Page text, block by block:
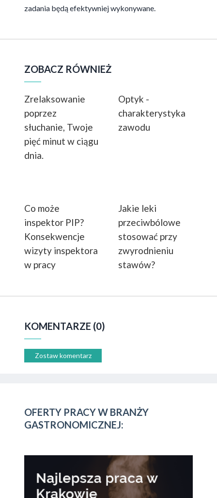
zadania będą efektywniej wykonywane.
ZOBACZ RÓWNIEŻ
Zrelaksowanie
poprzez
słuchanie, Twoje
pięć minut w ciągu
dnia.
Optyk -
charakterystyka
zawodu
Co może
inspektor PIP?
Konsekwencje
wizyty inspektora
w pracy
Jakie leki
przeciwbólowe
stosować przy
zwyrodnieniu
stawów?
KOMENTARZE (0)
Zostaw komentarz
OFERTY PRACY W BRANŻY
GASTRONOMICZNEJ: